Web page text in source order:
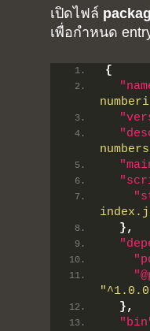
เปิดไฟล์
เพื่อกำหนด
{
},
},